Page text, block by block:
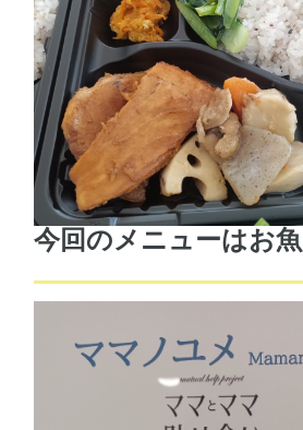
今回のメニューはお魚